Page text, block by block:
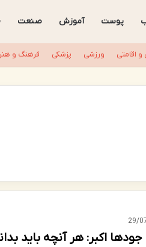
پوست آموزش صنعت
اقامتی ورزشی پزشکی فرهنگ و هنر
29/
اکبر: هر آنچه باید